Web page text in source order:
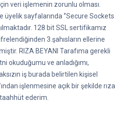
veri işlemenin zorunlu olması.
sayfalarında ‘’Secure Sockets
128 bit SSL sertifikamız
3.şahısların ellerine
RIZA BEYANI Tarafıma gerekli
okuduğumu ve anladığımı,
iş burada belirtilen kişisel
işlenmesine açık bir şekilde rıza
ederim.